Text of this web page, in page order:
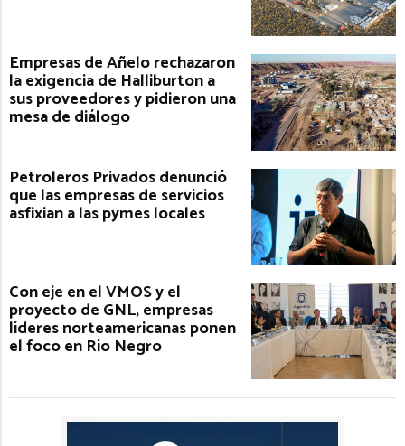
Empresas de Añelo rechazaron
la exigencia de Halliburton a
sus proveedores y pidieron una
mesa de diálogo
Petroleros Privados denunció
que las empresas de servicios
asfixian a las pymes locales
Con eje en el VMOS y el
proyecto de GNL, empresas
líderes norteamericanas ponen
el foco en Río Negro